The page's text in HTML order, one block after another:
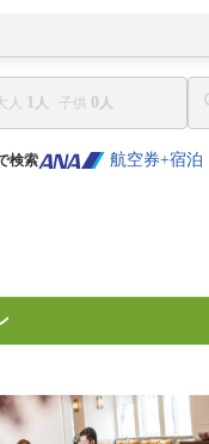
人 1 子供 0
検索 航空券+宿泊